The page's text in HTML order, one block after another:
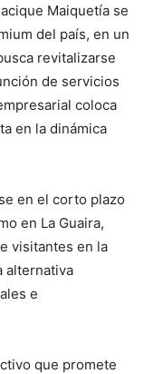
Maiquetía se
del país, en un
revitalizarse
de servicios
coloca
en la dinámica
en el corto plazo
en La Guaira,
visitantes en la
alternativa
e
que promete